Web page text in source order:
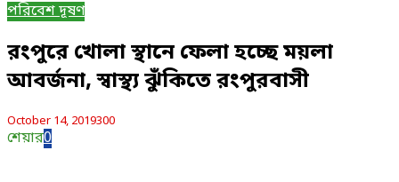
পরিবেশ দূষণ
রংপুরে খোলা স্থানে ফেলা হচ্ছে ময়লা
আবর্জনা, স্বাস্থ্য ঝুঁকিতে রংপুরবাসী
October 14, 2019300
শেয়ার0